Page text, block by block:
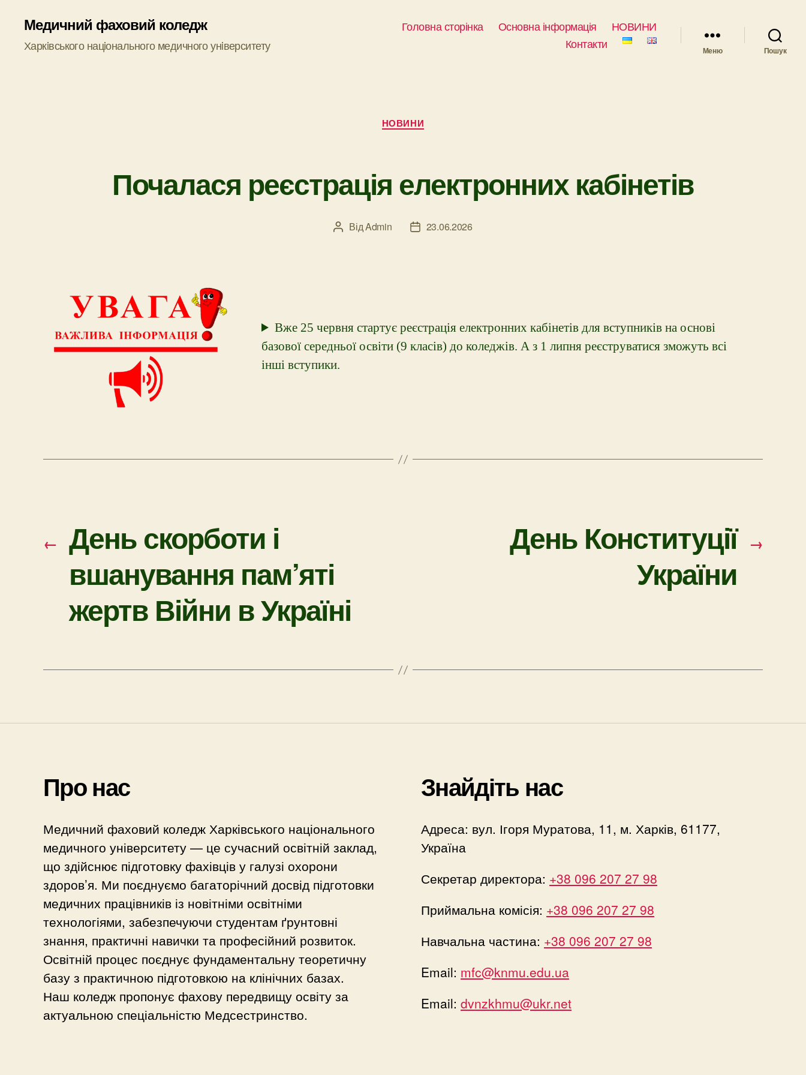
Медичний фаховий коледж
Харкiвського нацiонального медичного унiверситету
Головна сторінка Основна інформація
НОВИНИ
Контакти
Меню Пошук
Категорії
НОВИНИ
Почалася реєстрація електронних кабінетів
Автор
ВідAdmin
Дата23.06.2026
Вже 25 червня стартує реєстрація електронних кабінетів для вступників на основі
базової середньої освіти (9 класів) до коледжів. А з 1 липня реєструватися зможуть всі
інші вступики.
←
День скорботи і
вшанування пам’яті
жертв Війни в Україні
→
День Конституції
України
Про нас
Медичний фаховий коледж Харківського національного
медичного університету — це сучасний освітній заклад,
що здійснює підготовку фахівців у галузі охорони
здоров’я. Ми поєднуємо багаторічний досвід підготовки
медичних працівників із новітніми освітніми
технологіями, забезпечуючи студентам ґрунтовні
знання, практичні навички та професійний розвиток.
Освітній процес поєднує фундаментальну теоретичну
базу з практичною підготовкою на клінічних базах.
Наш коледж пропонує фахову передвищу освіту за
актуальною спеціальністю Медсестринство.
Знайдіть нас
Адреса: вул. Ігоря Муратова, 11, м. Харків, 61177,
Україна
Секретар директора: +38 096 207 27 98
Приймальна комісія: +38 096 207 27 98
Навчальна частина: +38 096 207 27 98
Email: mfc@knmu.edu.ua
Email: dvnzkhmu@ukr.net